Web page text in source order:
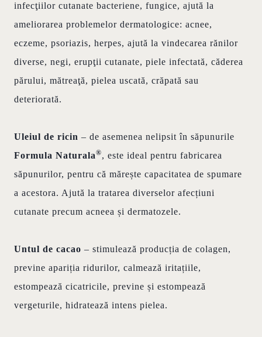
infecţiilor cutanate bacteriene, fungice, ajută la
ameliorarea problemelor dermatologice: acnee,
eczeme, psoriazis, herpes, ajută la vindecarea rănilor
diverse, negi, erupţii cutanate, piele infectată, căderea
părului, mătreaţă, pielea uscată, crăpată sau
deteriorată.
Uleiul de ricin – de asemenea nelipsit în săpunurile
Formula Naturala®, este ideal pentru fabricarea
săpunurilor, pentru că mărește capacitatea de spumare
a acestora. Ajută la tratarea diverselor afecțiuni
cutanate precum acneea și dermatozele.
Untul de cacao – stimulează producția de colagen,
previne apariția ridurilor, calmează iritațiile,
estompează cicatricile, previne și estompează
vergeturile, hidratează intens pielea.